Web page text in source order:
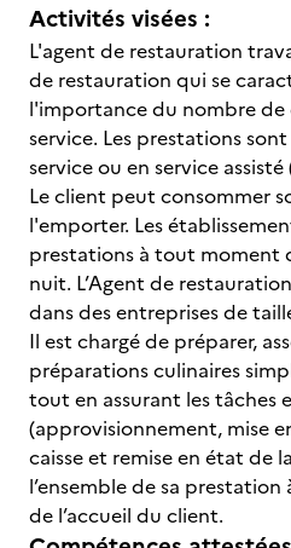
Activités visées :
L'agent de restauration
de restauration qui se
l'importance du nombre de
service. Les prestations
service ou en service
Le client peut consommer
l'emporter. Les
prestations à tout moment
nuit. L’Agent de
dans des entreprises de
Il est chargé de préparer,
préparations culinaires
tout en assurant les tâches
(approvisionnement, mise
caisse et remise en état de
l’ensemble de sa
de l’accueil du client.